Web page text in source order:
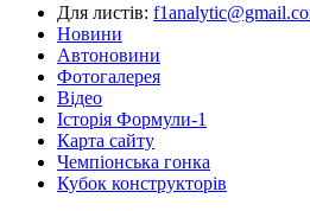
Для листів:
Новини
Автоновини
Фотогалерея
Відео
Історія Формули-1
Карта сайту
Чемпіонська гонка
Кубок конструкторів